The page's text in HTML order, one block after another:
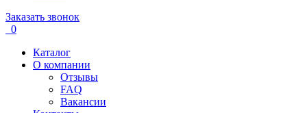
Заказать звонок
0
Каталог
О компании
Отзывы
FAQ
Вакансии